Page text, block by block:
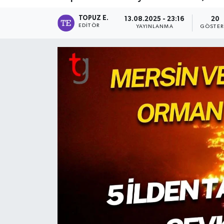
TOPUZ E.
EDITÖR
13.08.2025 - 23:16
YAYINLANMA
20